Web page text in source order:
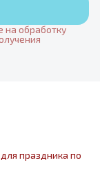
на обработку
праздника по